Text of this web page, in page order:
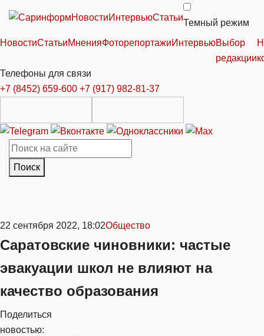
НовостиИнтервьюСтатьи
Темный режим
НовостиСтатьиМненияФоторепортажиИнтервьюВыбор
редакции
Телефоны для связи
+7 (8452) 659-600 +7 (917) 982-81-37
Поиск
22 сентября 2022, 18:02Общество
Саратовские чиновники: частые
эвакуации школ не влияют на
качество образования
Поделиться
новостью: